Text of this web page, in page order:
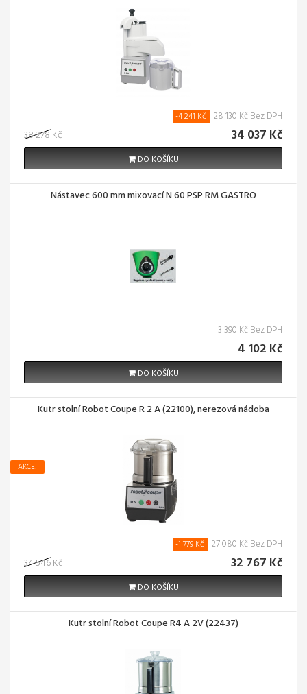
38 278 Kč
-4 241 Kč 28 130 Kč Bez DPH
34 037 Kč
DO KOŠÍKU
Nástavec 600 mm mixovací N 60 PSP RM GASTRO
3 390 Kč Bez DPH
4 102 Kč
DO KOŠÍKU
Kutr stolní Robot Coupe R 2 A (22100), nerezová nádoba
AKCE!
34 546 Kč
-1 779 Kč 27 080 Kč Bez DPH
32 767 Kč
DO KOŠÍKU
Kutr stolní Robot Coupe R4 A 2V (22437)